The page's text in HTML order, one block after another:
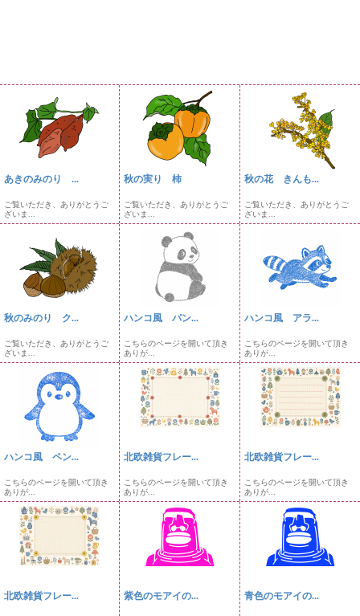
あきのみのり ...
ご覧いただき、ありがとうご
ざいま...
秋の実り 柿
ご覧いただき、ありがとうご
ざいま...
秋の花 きんも...
ご覧いただき、ありがとうご
ざいま...
秋のみのり ク...
ご覧いただき、ありがとうご
ざいま...
ハンコ風 パン...
こちらのページを開いて頂き
ありが...
ハンコ風 アラ...
こちらのページを開いて頂き
ありが...
ハンコ風 ペン...
こちらのページを開いて頂き
ありが...
北欧雑貨フレー...
こちらのページを開いて頂き
ありが...
北欧雑貨フレー...
こちらのページを開いて頂き
ありが...
北欧雑貨フレー... 紫色のモアイの... 青色のモアイの...